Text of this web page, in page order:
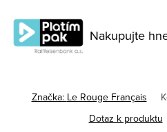
cena:
Nakupujte
Značka: Le Rouge Français
Dotaz k produktu